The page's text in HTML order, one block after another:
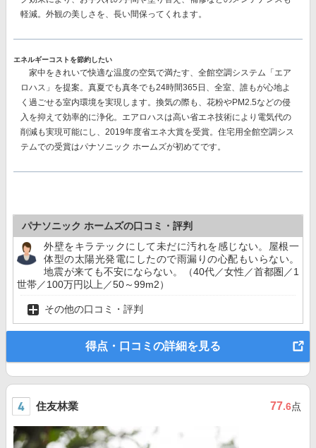
軽減。 外観の美しさを、長い間保ってくれます。
エネルギーコストを節約したい
家中をきれいで快適な温度の空気で満たす、 全館空調システム「エア
ロハス」 を提案。真夏でも真冬でも24時間365日、全室、誰もが心地よ
く過ごせる室内環境を実現します。換気の際も、花粉やPM2.5などの侵
入を抑えて効率的に浄化。エアロハスは高い省エネ技術により電気代の
削減も実現可能にし、 2019年度省エネ大賞を受賞。 住宅用全館空調シス
テムでの受賞はパナソニック ホームズが初めてです。
パナソニック ホームズの口コミ・評判
外壁をキラテックにして未だに汚れを感じない。屋根一
体型の太陽光発電にしたので雨漏りの心配もいらない。
地震が来ても不安にならない。（40代／女性／首都圏／1
世帯／100万円以上／50～99m2）
その他の口コミ・評判
得点・口コミの詳細を見る
住友林業 77.6点